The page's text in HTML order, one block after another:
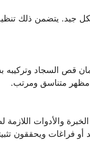
جيد. يتضمن ذلك
قص السجاد
مظهر متناسق ومرتب.
والأدوات
فراغات ويحققون